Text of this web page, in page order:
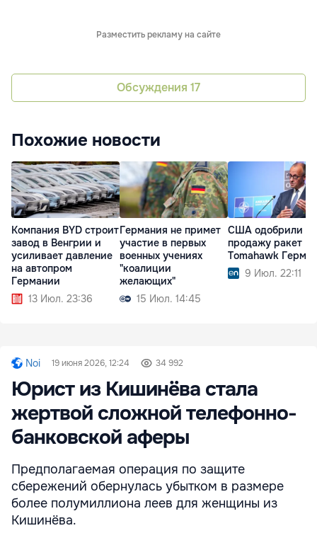
Разместить рекламу на сайте
Обсуждения 17
Похожие новости
Компания BYD строит
завод в Венгрии и
усиливает давление
на автопром
Германии
13 Июл. 23:36
Германия не примет
участие в первых
военных учениях
"коалиции
желающих"
15 Июл. 14:45
США одобрили
продажу ракет
Tomahawk
9 Июл. 22:11
Noi 19 июня 2026, 12:24 34 992
Юрист из Кишинёва стала
жертвой сложной телефонно-
банковской аферы
Предполагаемая операция по защите
сбережений обернулась убытком в размере
более полумиллиона леев для женщины из
Кишинёва.